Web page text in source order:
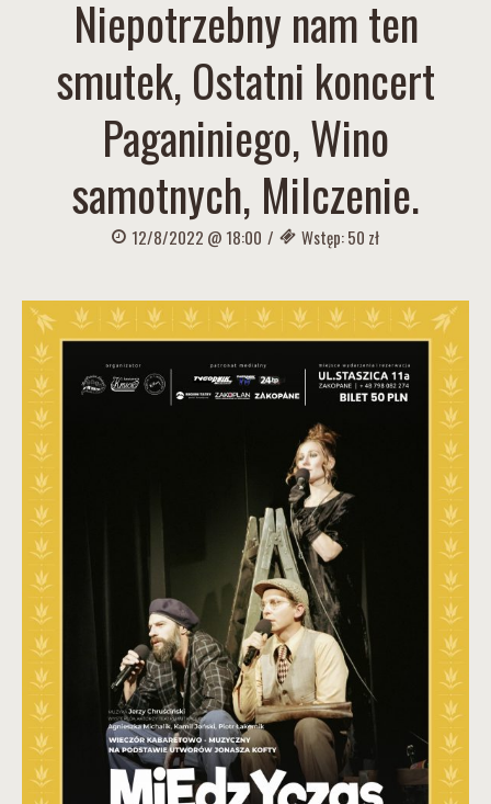
Niepotrzebny nam ten
smutek, Ostatni koncert
Paganiniego, Wino
samotnych, Milczenie.
12/8/2022 @ 18:00 / Wstęp: 50 zł